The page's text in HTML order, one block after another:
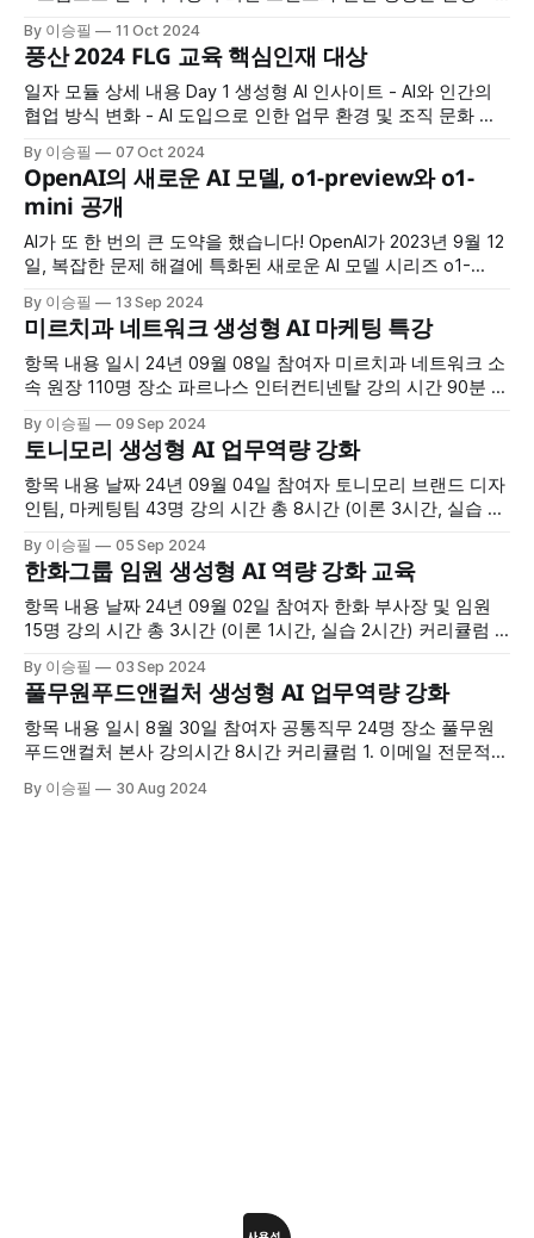
프롬프트 엔지니어링을 다양한 업무에 활용하는 방안 제시 *
실제 프로젝트에서 AI를 통한 업무 개선 사례 소개 프롬프트 엔
지니어링 기초와 이해 * 프롬프트 엔지니어링의 기초 개념과
By 이승필 11 Oct 2024
풍산 2024 FLG 교육 핵심인재 대상
일자 모듈 상세 내용 Day 1 생성형 AI 인사이트 - AI와 인간의
협업 방식 변화 - AI 도입으로 인한 업무 환경 및 조직 문화 변
효과적인 프롬프트 작성 방법 프롬프트 엔지니어링 기초와 이
해 - 프롬프트 엔지니어링 개념과 중요성 - 효과적인 프롬프트
작성 방법 - 프롬프트 작성 네 가지 주요
By 이승필 07 Oct 2024
OpenAI의 새로운 AI 모델, o1-preview와 o1-
mini 공개
AI가 또 한 번의 큰 도약을 했습니다! OpenAI가 2023년 9월 12
일, 복잡한 문제 해결에 특화된 새로운 AI 모델 시리즈 o1-
preview 기존의 AI와 달리, o1-preview는 과학, 코딩, 수학 등
에서 더 어려운 문제를 해결하도록 설계되었습니다. 이 모델은
사람처럼 더 많은 시간을
By 이승필 13 Sep 2024
미르치과 네트워크 생성형 AI 마케팅 특강
항목 내용 일시 24년 09월 08일 참여자 미르치과 네트워크 소
속 원장 110명 장소 파르나스 인터컨티넨탈 강의 시간 90분 주
최신 동향 분석 (a16z에서 분석한 글로벌 AI 웹서비스 분석) 3.
Visual Generative AI Tools (미드저니, Grok, Stable Diffusion,
Flux 프롬프트
By 이승필 09 Sep 2024
토니모리 생성형 AI 업무역량 강화
항목 내용 날짜 24년 09월 04일 참여자 토니모리 브랜드 디자
인팀, 마케팅팀 43명 강의 시간 총 8시간 (이론 3시간, 실습 5
미드저니 기초 이해 (이론) 2. 실습: - 이메일, 회의록 전문적으
로 작성하기 - PPT 기획안 예상 질문지 추출 - 데이터 분석 (실
적 데이터 분석 후 보고서 작성)
By 이승필 05 Sep 2024
한화그룹 임원 생성형 AI 역량 강화 교육
항목 내용 날짜 24년 09월 02일 참여자 한화 부사장 및 임원
15명 강의 시간 총 3시간 (이론 1시간, 실습 2시간) 커리큘럼 1.
약 - 문서 검색 (RAG) - 보도자료 요약 - 구성원 성과 분석 및
인사이트 도출 - CEO 제출 보고서 작성 - 성과 평가를 위한 직
원
By 이승필 03 Sep 2024
풀무원푸드앤컬처 생성형 AI 업무역량 강화
항목 내용 일시 8월 30일 참여자 공통직무 24명 장소 풀무원
푸드앤컬처 본사 강의시간 8시간 커리큘럼 1. 이메일 전문적으
발표자료 예상 질문지 추출 5. 세일즈 데이터 분석 후, 시각화
By 이승필 30 Aug 2024